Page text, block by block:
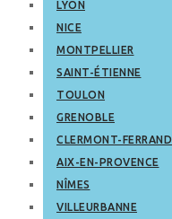
LYON
NICE
MONTPELLIER
SAINT-ÉTIENNE
TOULON
GRENOBLE
CLERMONT-FERRAND
AIX-EN-PROVENCE
NÎMES
VILLEURBANNE